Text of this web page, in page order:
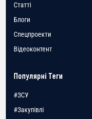
Статті
Блоги
Спецпроекти
Відеоконтент
Популярні Теги
#ЗСУ
#Закупівлі